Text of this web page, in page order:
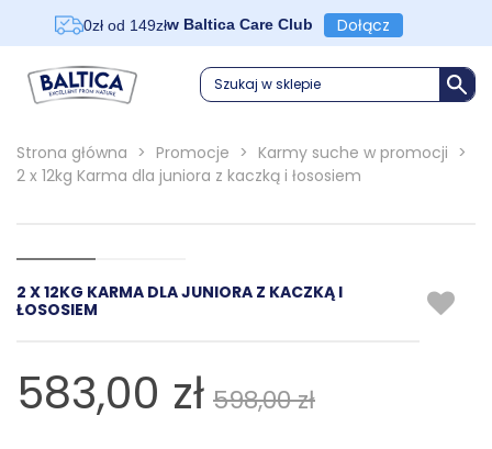
0zł od 149złw Baltica Care Club Dołącz
Szukaj w sklepie
Strona główna > Promocje > Karmy suche w promocji >
2 x 12kg Karma dla juniora z kaczką i łososiem
2 X 12KG KARMA DLA JUNIORA Z KACZKĄ I
ŁOSOSIEM
583,00 zł 598,00 zł